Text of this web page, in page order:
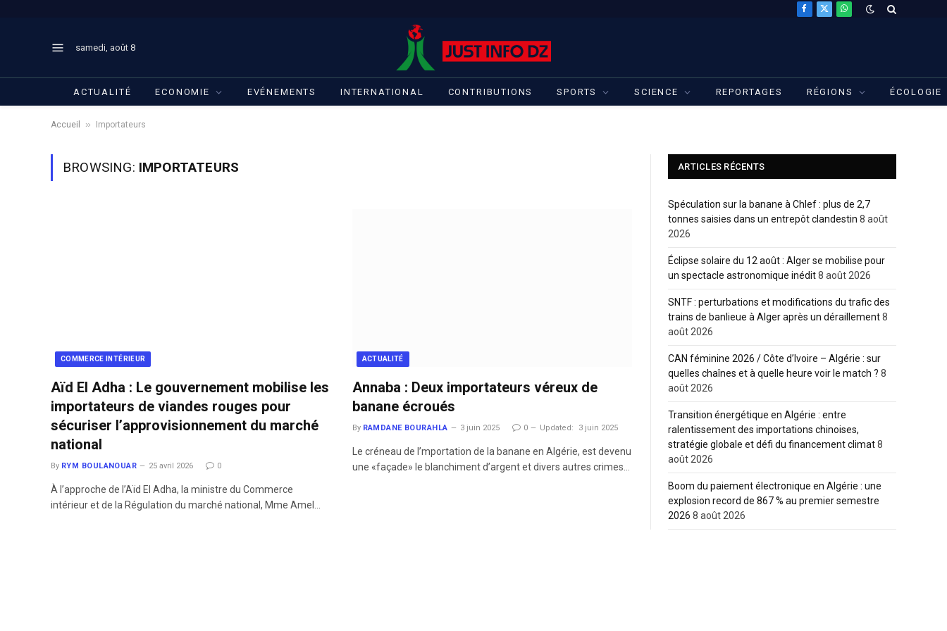
Facebook
X
WhatsApp
samedi, août 8
ACTUALITÉ ECONOMIE EVÉNEMENTS INTERNATIONAL CONTRIBUTIONS SPORTS SCIENCE REPORTAGES RÉGIONS ÉCOLOGIE
Accueil » Importateurs
BROWSING: IMPORTATEURS
COMMERCE INTÉRIEUR
Aïd El Adha : Le gouvernement mobilise les
importateurs de viandes rouges pour
sécuriser l’approvisionnement du marché
national
By RYM BOULANOUAR 25 avril 2026 0
À l’approche de l’Aïd El Adha, la ministre du Commerce
intérieur et de la Régulation du marché national, Mme Amel…
ACTUALITÉ
Annaba : Deux importateurs véreux de
banane écroués
By RAMDANE BOURAHLA 3 juin 2025 0 Updated: 3 juin 2025
Le créneau de l’mportation de la banane en Algérie, est devenu
une «façade» le blanchiment d’argent et divers autres crimes…
ARTICLES RÉCENTS
Spéculation sur la banane à Chlef : plus de 2,7
tonnes saisies dans un entrepôt clandestin 8 août
2026
Éclipse solaire du 12 août : Alger se mobilise pour
un spectacle astronomique inédit8 août 2026
SNTF : perturbations et modifications du trafic des
trains de banlieue à Alger après un déraillement8
août 2026
CAN féminine 2026 / Côte d’Ivoire – Algérie : sur
quelles chaînes et à quelle heure voir le match ? 8
août 2026
Transition énergétique en Algérie : entre
ralentissement des importations chinoises,
stratégie globale et défi du financement climat8
août 2026
Boom du paiement électronique en Algérie : une
explosion record de 867 % au premier semestre
2026 8 août 2026